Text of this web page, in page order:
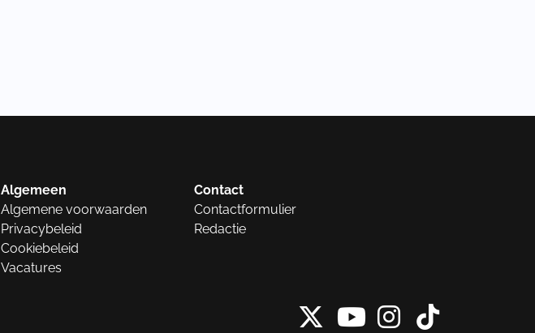
Algemeen
Algemene voorwaarden
Privacybeleid
Cookiebeleid
Vacatures
Contact
Contactformulier
Redactie
X vanInstagram
Tiktok